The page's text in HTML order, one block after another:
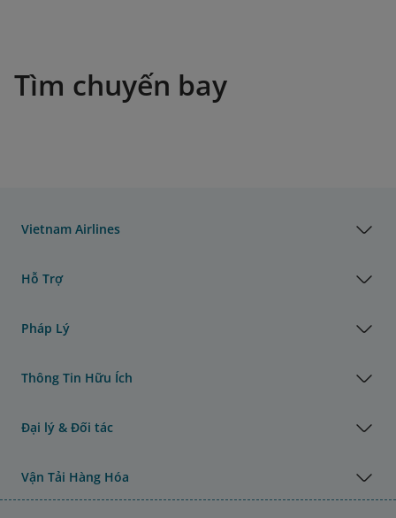
Tìm chuyến bay
Vietnam Airlines
Hỗ Trợ
Pháp Lý
Thông Tin Hữu Ích
Đại lý & Đối tác
Vận Tải Hàng Hóa